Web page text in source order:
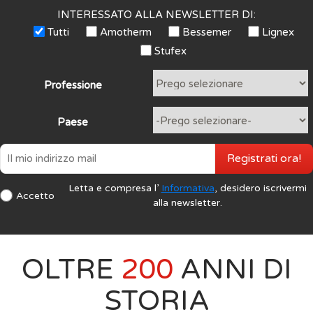
INTERESSATO ALLA NEWSLETTER DI:
Tutti
Amotherm Bessemer
Lignex
Stufex
Professione
Paese
Accetto
Letta e compresa l’ Informativa, desidero iscrivermi
alla newsletter.
Registrati ora!
OLTRE 200 ANNI DI
STORIA